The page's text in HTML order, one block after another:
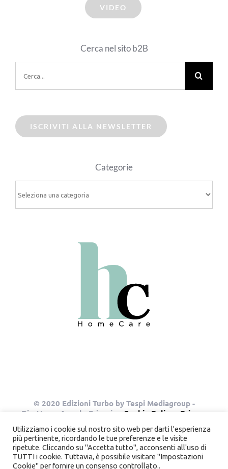
VIDEO
Cerca nel sito b2B
per:
ISCRIVITI ALLA NEWSLETTER
Categorie
© 2020 Edizioni Turbo by Tespi Mediagroup -
Direttore: Angelo Frigerio - Cookie Policy
Privacy
InstagramPinterest
Utilizziamo i cookie sul nostro sito web per darti l'esperienza
più pertinente, ricordando le tue preferenze e le visite
ripetute. Cliccando su "Accetta tutto", acconsenti all'uso di
TUTTI i cookie. Tuttavia, è possibile visitare "Impostazioni
Cookie" per fornire un consenso controllato..